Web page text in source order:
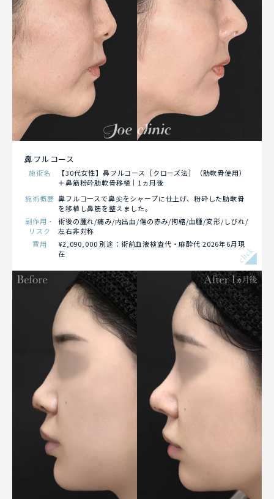
鼻フルコース
施術名
【30代女性】鼻フルコース［クローズ法］（肋軟骨使用）
＋鼻筋粉砕肋軟骨移植｜1ヵ月後
施術概要 鼻フルコースで鼻尖をシャープに仕上げ、粉砕した肋軟骨
を移植し鼻筋を整えました。
副作用・
リスク
術後の腫れ/痛み/内出血/傷の赤み/拘縮/血腫/変形/しびれ/
左右非対称
費用
¥2,090,000 別途：術前血液検査代・麻酔代 2026年6月現
在
click